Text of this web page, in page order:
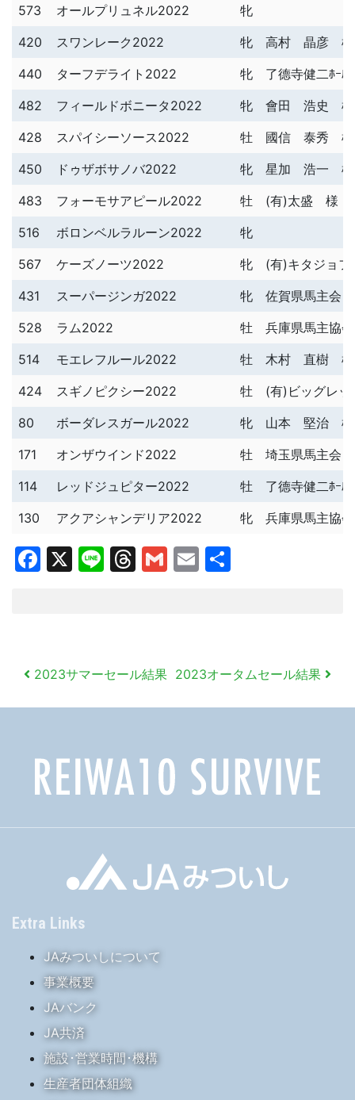
573 オールプリュネル2022
牝
420
スワンレーク2022 牝
高村 晶彦 様
440
ターフデライト2022 牝
了德寺健二ﾎｰ
482
フィールドボニータ2022 牝
會田 浩史 様
428
スパイシーソース2022 牡
國信 泰秀 様
450
ドゥザボサノバ2022 牝
星加 浩一 様
483
フォーモサアピール2022 牡
(有)太盛 様
516
ボロンベルラルーン2022
牝
567
ケーズノーツ2022 牝
(有)キタジョ
431
スーパージンガ2022 牝
佐賀県馬主
528
ラム2022 牡
兵庫県馬主協
514
モエレフルール2022 牡
木村 直樹 様
424
スギノピクシー2022 牡
(有)ビッグレ
80
ボーダレスガール2022 牝
山本 堅治 様
171
オンザウインド2022 牡
埼玉県馬主会
114
レッドジュピター2022 牡
了德寺健二ﾎｰ
130
アクアシャンデリア2022 牝 兵庫県馬主
Facebook
X LineThreads
Gmail
Email
投
シ
ン
2023サマーセール結果 2023オータムセール結果
Extra Links
JAみついしについて
事業概要
JAバンク
JA共済
施設･営業時間･機構
生産者団体組織